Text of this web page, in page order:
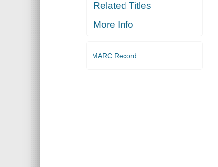
Related Titles
More Info
MARC Record